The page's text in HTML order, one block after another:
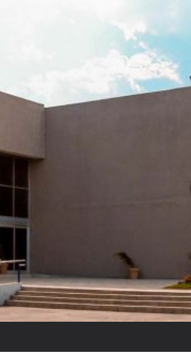
Raquel Tibol: “Reyes ponía